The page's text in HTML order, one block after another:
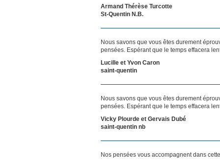
Armand Thérèse Turcotte
St-Quentin N.B.
Nous savons que vous êtes durement
pensées. Espérant que le temps effacera
Lucille et Yvon Caron
saint-quentin
Nous savons que vous êtes durement
pensées. Espérant que le temps effacera
Vicky Plourde et Gervais Dubé
saint-quentin nb
Nos pensées vous accompagnent dans